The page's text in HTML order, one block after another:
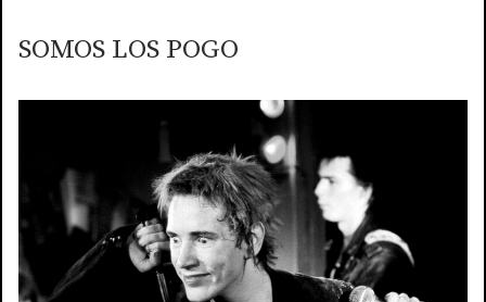
SOMOS LOS POGO